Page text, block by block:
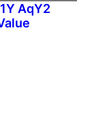
AqY2